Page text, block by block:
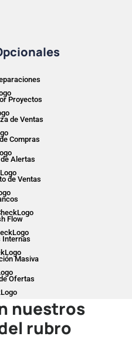
Proyectos
de Ventas
Compras
Alertas
de Ventas
Flow
Internas
Masiva
Ofertas
nuestros
rubro